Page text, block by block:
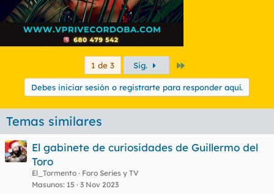
1 de 3 Sig.
Debes iniciar sesión o registrarte para responder aquí.
Temas similares
El gabinete de curiosidades de Guillermo del
Toro
El_Tormento
Foro Series y TV
Masunos 15 3 Nov 2023